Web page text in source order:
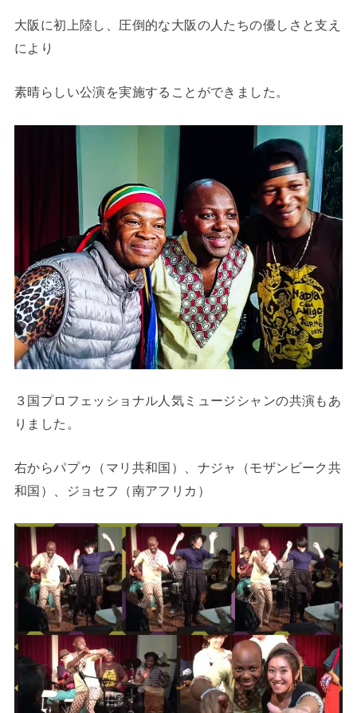
大阪に初上陸し、圧倒的な大阪の人たちの優しさと支え
により
素晴らしい公演を実施することができました。
３国プロフェッショナル人気ミュージシャンの共演もあ
りました。
右からパプゥ（マリ共和国）、ナジャ（モザンビーク共
和国）、ジョセフ（南アフリカ）